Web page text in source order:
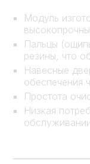
Модуль
Пальцы
резины, что
Навесные
обеспечения
Простота
Низкая